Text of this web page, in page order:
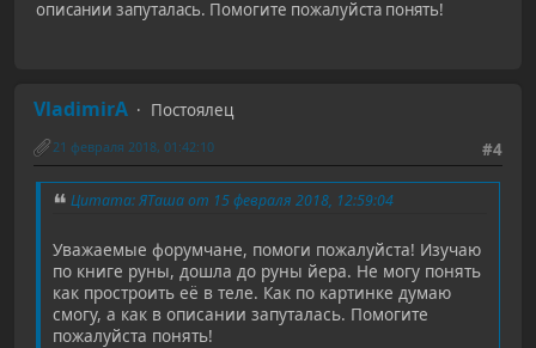
описании запуталась. Помогите пожалуйста понять!
VladimirA
Постоялец
#4
21 февраля 2018, 01:42:10
Цитата: ЯТаша от 15 февраля 2018, 12:59:04
Уважаемые форумчане, помоги пожалуйста! Изучаю
по книге руны, дошла до руны йера. Не могу понять
как простроить её в теле. Как по картинке думаю
смогу, а как в описании запуталась. Помогите
пожалуйста понять!